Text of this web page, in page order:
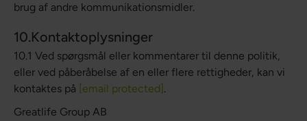
brug af andre kommunikationsmidler.
10.Kontaktoplysninger
10.1 Ved spørgsmål eller kommentarer til denne politik,
eller ved påberåbelse af en eller flere rettigheder, kan vi
kontaktes på [email protected] .
Greatlife Group AB